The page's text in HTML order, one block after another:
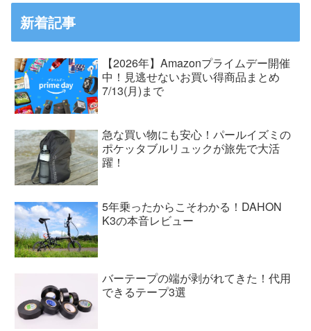
新着記事
【2026年】Amazonプライムデー開催
中！見逃せないお買い得商品まとめ
7/13(月)まで
急な買い物にも安心！パールイズミの
ポケッタブルリュックが旅先で大活
躍！
5年乗ったからこそわかる！DAHON
K3の本音レビュー
バーテープの端が剥がれてきた！代用
できるテープ3選